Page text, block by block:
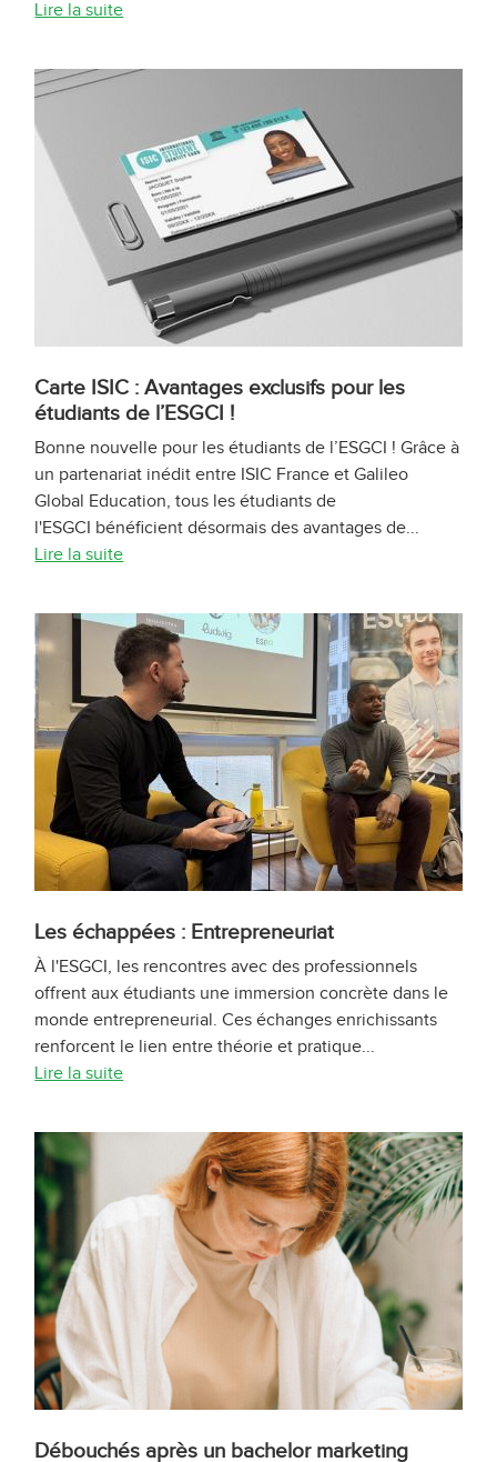
Lire la suite
Carte ISIC : Avantages exclusifs pour les
étudiants de l’ESGCI !
Bonne nouvelle pour les étudiants de l’ESGCI ! Grâce à
un partenariat inédit entre ISIC France et Galileo
Global Education, tous les étudiants de
l'ESGCI bénéficient désormais des avantages de...
Lire la suite
Les échappées : Entrepreneuriat
À l'ESGCI, les rencontres avec des professionnels
offrent aux étudiants une immersion concrète dans le
monde entrepreneurial. Ces échanges enrichissants
renforcent le lien entre théorie et pratique...
Lire la suite
Débouchés après un bachelor marketing